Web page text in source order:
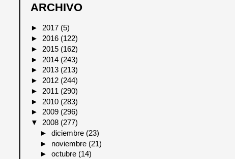
ARCHIVO
►2017 (5)
► 2016 (122)
► 2015 (162)
► 2014 (243)
► 2013 (213)
► 2012 (244)
► 2011 (290)
► 2010 (283)
► 2009 (296)
▼ 2008 (277)
►diciembre (23)
► noviembre (21)
►octubre (14)